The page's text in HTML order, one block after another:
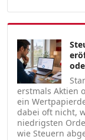
erstmals Aktien
ein
dabei oft nicht,
niedrigsten
wie Steuern